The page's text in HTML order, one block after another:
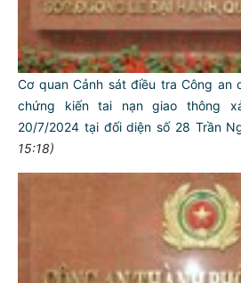
Cơ quan Cảnh sát điều tra Công an
chứng kiến tai nạn giao thông
20/7/2024 tại đối diện số 28 Trần
15:18)